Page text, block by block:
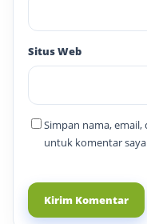
Situs Web
Simpan nama,
untuk komentar